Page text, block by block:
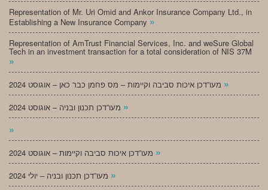
Representation of Mr. Uri Omid and Ankor Insurance Company Ltd., in
Establishing a New Insurance Company »
Representation of AmTrust Financial Services, Inc. and weSure Global
Tech in an investment transaction for a total consideration of NIS 37M
»
»
»
»
»
»